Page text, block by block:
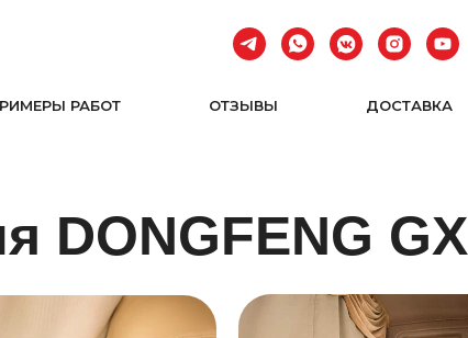
РАБОТ ОТЗЫВЫ ДОСТАВКА
DONGFENG GX